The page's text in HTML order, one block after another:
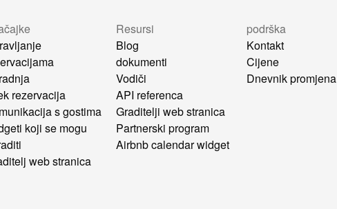
rezervacija
s gostima
koji se mogu
web stranica
Resursi
Blog
dokumenti
Vodiči
API referenca
Graditelji web stranica
Partnerski program
Airbnb calendar widget
podrška
Kontakt
Cijene
Dnevnik promjena